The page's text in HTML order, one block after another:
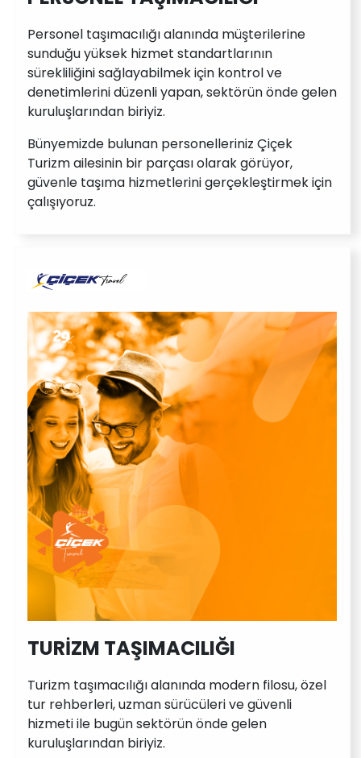
Personel taşımacılığı alanında müşterilerine
sunduğu yüksek hizmet standartlarının
sürekliliğini sağlayabilmek için kontrol ve
denetimlerini düzenli yapan, sektörün önde gelen
kuruluşlarından biriyiz.
Bünyemizde bulunan personelleriniz Çiçek
Turizm ailesinin bir parçası olarak görüyor,
güvenle taşıma hizmetlerini gerçekleştirmek için
çalışıyoruz.
TURİZM TAŞIMACILIĞI
Turizm taşımacılığı alanında modern filosu, özel
tur rehberleri, uzman sürücüleri ve güvenli
hizmeti ile bugün sektörün önde gelen
kuruluşlarından biriyiz.